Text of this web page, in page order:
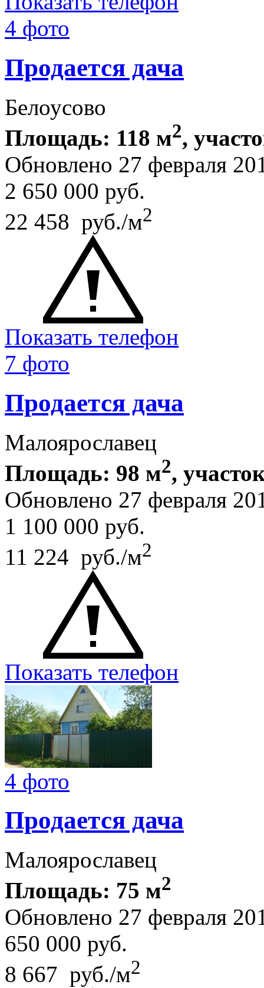
4 фото
Продается дача
Белоусово
Площадь: 118 м2,
Обновлено 27 февраля
2 650 000 руб.
22 458 руб./м2
Показать телефон
7 фото
Продается дача
Малоярославец
Площадь: 98 м2,
Обновлено 27 февраля
1 100 000 руб.
11 224 руб./м2
Показать телефон
4 фото
Продается дача
Малоярославец
Площадь: 75 м2
Обновлено 27 февраля
650 000 руб.
8 667 руб./м2